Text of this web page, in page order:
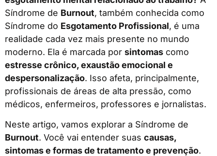
Síndrome de Burnout, também conhecida como
Síndrome do Esgotamento Profissional, é uma
realidade cada vez mais presente no mundo
moderno. Ela é marcada por sintomas como
estresse crônico, exaustão emocional e
despersonalização. Isso afeta, principalmente,
profissionais de áreas de alta pressão, como
médicos, enfermeiros, professores e jornalistas.
Neste artigo, vamos explorar a Síndrome de
Burnout. Você vai entender suas causas,
sintomas e formas de tratamento e prevenção.